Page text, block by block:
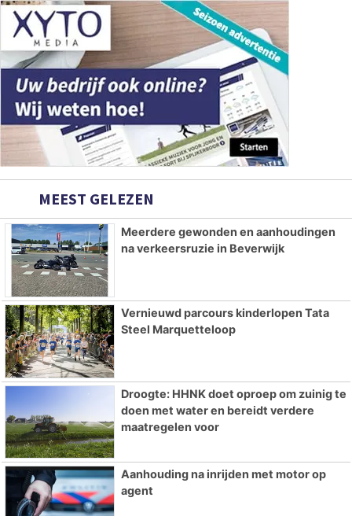
MEEST GELEZEN
Meerdere gewonden en aanhoudingen
na verkeersruzie in Beverwijk
Vernieuwd parcours kinderlopen Tata
Steel Marquetteloop
Droogte: HHNK doet oproep om zuinig te
doen met water en bereidt verdere
maatregelen voor
Aanhouding na inrijden met motor op
agent